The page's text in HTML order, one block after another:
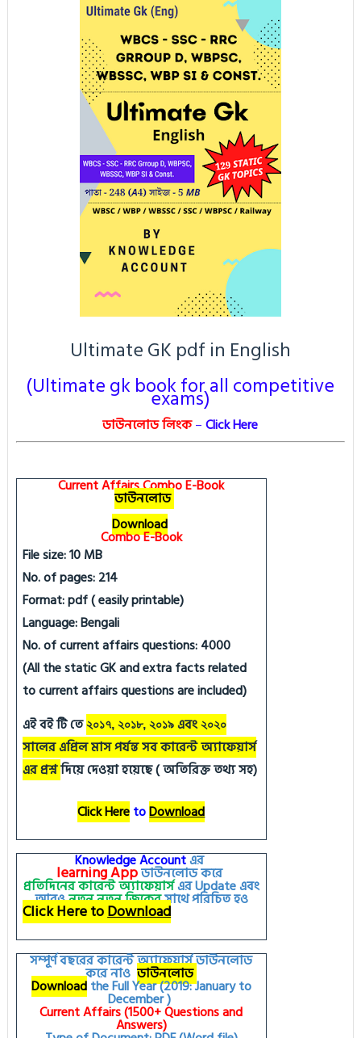
Ultimate GK pdf in English
(Ultimate gk book for all competitive
exams)
ডাউনলোড লিংক–Click Here
Current Affairs Combo E-Book
ডাউনলোড
Download
Combo E-Book
File size: 10 MB
No. of pages: 214
Format: pdf ( easily printable)
Language: Bengali
No. of current affairs questions: 4000
(All the static GK and extra facts related
to current affairs questions are included)
এই বই টি তে ২০১৭, ২০১৮, ২০১৯ এবং২০২০
সালের এপ্রিল মাস পর্যন্ত সব কারেন্ট অ্যাফেয়ার্স
এর প্রশ্নদিয়ে দেওয়া হয়েছে ( অতিরিক্ত তথ্য সহ)
Click HeretoDownload
Knowledge Accountএর
learningAppডাউনলোড করে
প্রতিদিনের কারেন্ট অ্যাফেয়ার্সএরUpdateএবং
আরওনতুননতুনজিকেরসাথে পরিচিত হও
Click Here toDownload
সম্পূর্ণ বছরের কারেন্ট অ্যাফেয়ার্স ডাউনলোড
করে নাও ডাউনলোড
Downloadthe Full Year (2019: January to
December )
Current Affairs (1500+ Questions and
Answers)